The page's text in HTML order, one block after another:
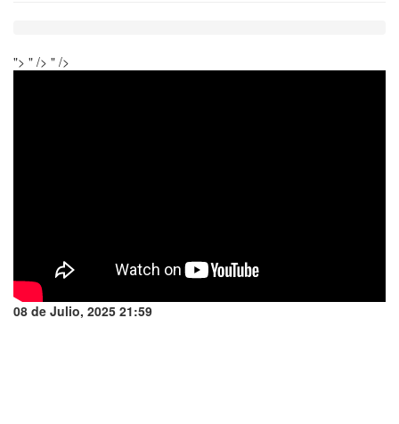
"> " /> " />
08 de Julio, 2025 21:59